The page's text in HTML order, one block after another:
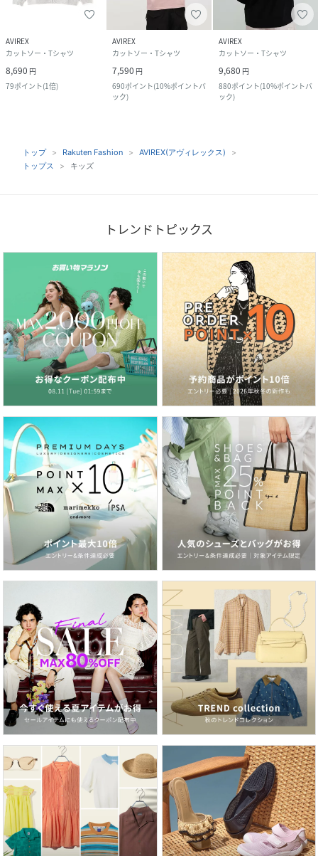
AVIREX
カットソー・Tシャツ
8,690 円
79ポイント(1倍)
AVIREX
カットソー・Tシャツ
7,590 円
690ポイント(10%ポイントバ
ック)
AVIREX
カットソー・Tシャツ
9,680 円
880ポイント(10%ポイントバ
ック)
トップ Rakuten Fashion
AVIREX(アヴィレックス)
トップス
キッズ
トレンドトピックス